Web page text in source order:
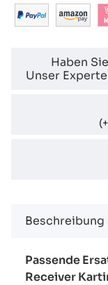
Haben
Unser
Beschreibung
Passende
Receiver